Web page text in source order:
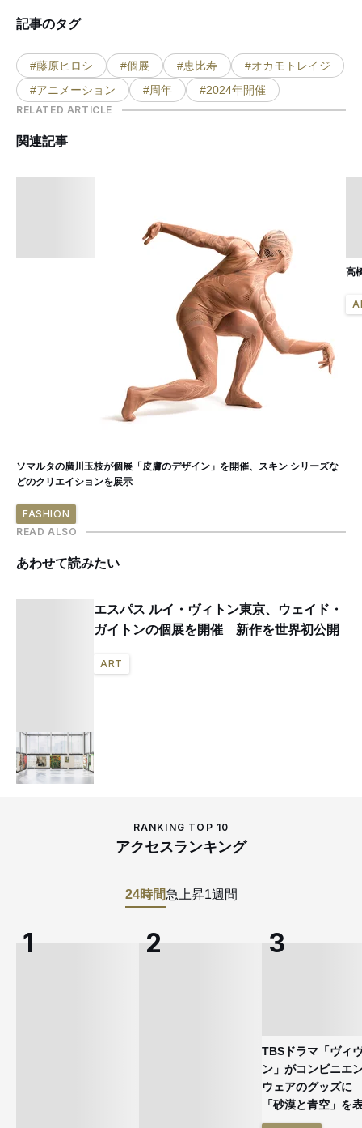
記事のタグ
#藤原ヒロシ #個展 #恵比寿
#オカモトレイジ
#アニメーション
#周年 #2024年開催
RELATED ARTICLE
関連記事
ソマルタの廣川玉枝が個展「皮膚のデザイン」を開催、スキン シリーズな
どのクリエイションを展示
FASHION
高
READ ALSO
あわせて読みたい
エスパス ルイ・ヴィトン東京、ウェイド・
ガイトンの個展を開催 新作を世界初公開
ART
RANKING TOP 10
アクセスランキング
24時間急上昇1週間
TBSドラマ「ヴィ
ン」がコンビニエ
ウェアのグッズ
「砂漠と青空」を